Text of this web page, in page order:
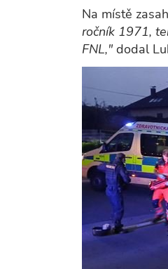
Na místě
ročník 1971,
FNL," dodal